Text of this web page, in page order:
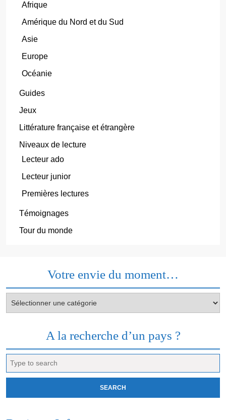
Afrique
Amérique du Nord et du Sud
Asie
Europe
Océanie
Guides
Jeux
Littérature française et étrangère
Niveaux de lecture
Lecteur ado
Lecteur junior
Premières lectures
Témoignages
Tour du monde
Votre envie du moment…
envie
A la recherche d’un pays ?
for: